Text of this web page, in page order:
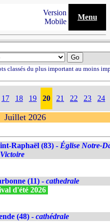
Version
Mobile
Menu
classés du plus important au moins
17 18 19 20 21 22 23 24
Juillet 2026
Raphaël (83) - Église Notre-
(11) - cathedrale
d'été 2026
(48) - cathédrale